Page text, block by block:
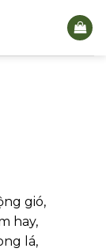
gió,
hay,
lá,